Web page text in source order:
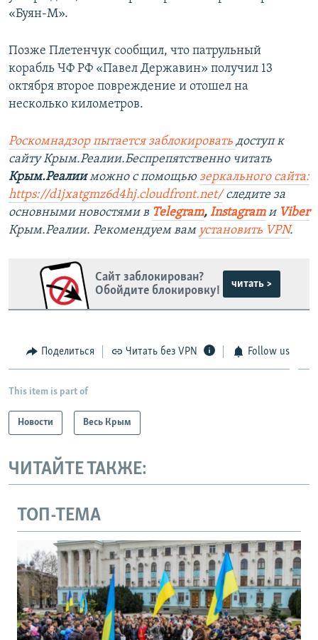
«Буян-М».
Позже Плетенчук сообщил, что патрульный
корабль ЧФ РФ «Павел Державин» получил 13
октября второе повреждение и отошел на
несколько километров.
Роскомнадзор пытается заблокировать доступ к
сайту Крым.Реалии.Беспрепятственно читать
Крым.Реалииможно с помощью зеркального сайта:
https://d1jxatgmz6d4hj.cloudfront.net/следите за
основными новостями в Telegram, Instagramи Viber
Крым.Реалии. Рекомендуем вам установить VPN.
Сайт заблокирован?
Обойдите блокировку!
читать >
Поделиться Читать без VPN Follow us
This item is part of
Новости Весь Крым
ЧИТАЙТЕ ТАКЖЕ:
ТОП-ТЕМА